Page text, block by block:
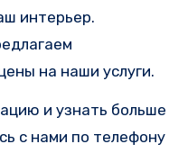
интерьер.
на наши услуги.
и узнать больше
с нами по телефону